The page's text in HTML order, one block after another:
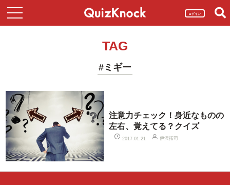
ログイン
TAG
#ミギー
注意力チェック！身近なものの
左右、覚えてる？クイズ
2017.01.21 伊沢拓司